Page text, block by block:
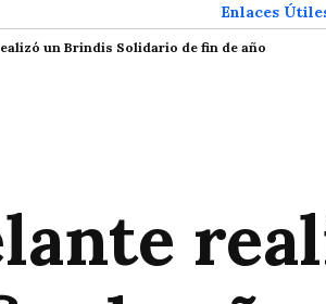
Enlaces
un Brindis Solidario de fin de año